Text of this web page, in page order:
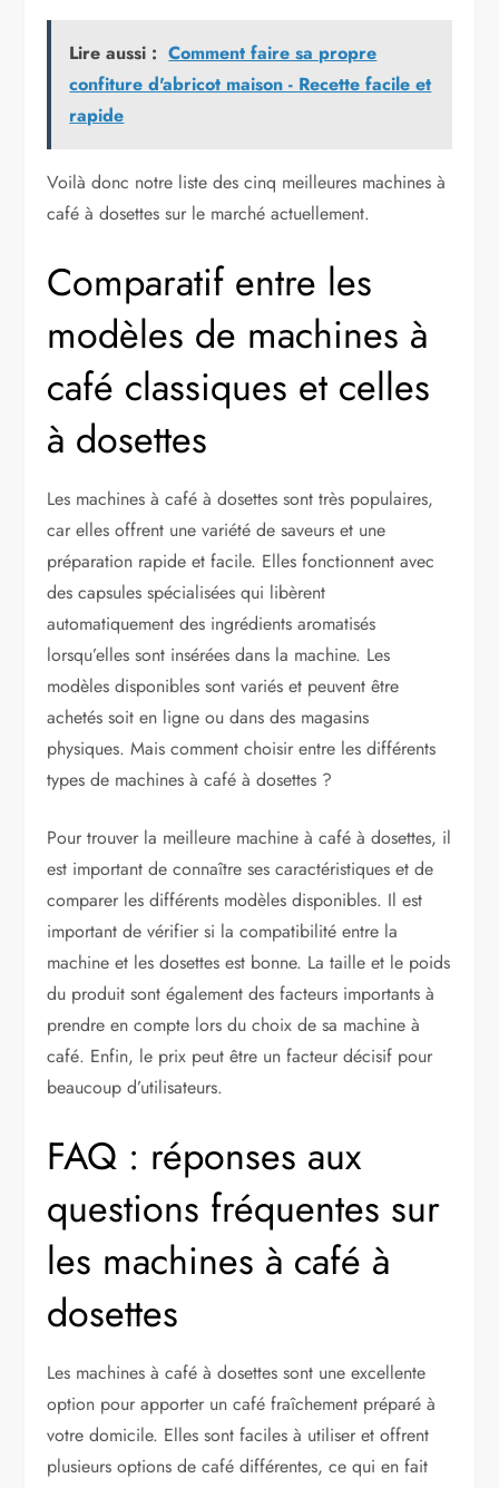
Lire aussi : Comment faire sa propre
confiture d'abricot maison - Recette facile et
rapide
Voilà donc notre liste des cinq meilleures machines à
café à dosettes sur le marché actuellement.
Comparatif entre les
modèles de machines à
café classiques et celles
à dosettes
Les machines à café à dosettes sont très populaires,
car elles offrent une variété de saveurs et une
préparation rapide et facile. Elles fonctionnent avec
des capsules spécialisées qui libèrent
automatiquement des ingrédients aromatisés
lorsqu’elles sont insérées dans la machine. Les
modèles disponibles sont variés et peuvent être
achetés soit en ligne ou dans des magasins
physiques. Mais comment choisir entre les différents
types de machines à café à dosettes ?
Pour trouver la meilleure machine à café à dosettes, il
est important de connaître ses caractéristiques et de
comparer les différents modèles disponibles. Il est
important de vérifier si la compatibilité entre la
machine et les dosettes est bonne. La taille et le poids
du produit sont également des facteurs importants à
prendre en compte lors du choix de sa machine à
café. Enfin, le prix peut être un facteur décisif pour
beaucoup d’utilisateurs.
FAQ : réponses aux
questions fréquentes sur
les machines à café à
dosettes
Les machines à café à dosettes sont une excellente
option pour apporter un café fraîchement préparé à
votre domicile. Elles sont faciles à utiliser et offrent
plusieurs options de café différentes, ce qui en fait